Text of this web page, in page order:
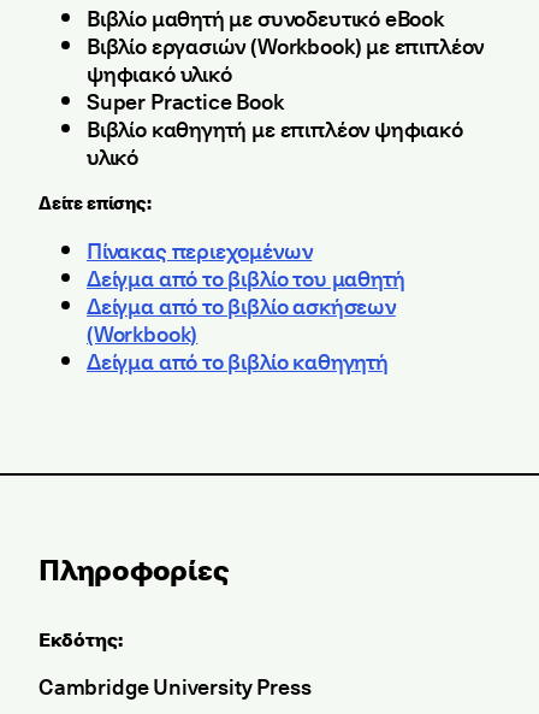
Πληροφορίες
Εκδότης:
Cambridge University Press
Βιβλίο μαθητή με συνοδευτικό eBook
Βιβλίο εργασιών (Workbook) με επιπλέον
ψηφιακό υλικό
Super Practice Book
Βιβλίο καθηγητή με επιπλέον ψηφιακό
υλικό
Δείτε επίσης:
Πίνακας περιεχομένων
Δείγμα από το βιβλίο του μαθητή
Δείγμα από το βιβλίο ασκήσεων
(Workbook)
Δείγμα από το βιβλίο καθηγητή